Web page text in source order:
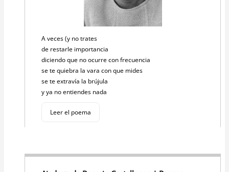
A veces (y no trates
de restarle importancia
diciendo que no ocurre con frecuencia
se te quiebra la vara con que mides
se te extravía la brújula
y ya no entiendes nada
Leer el poema